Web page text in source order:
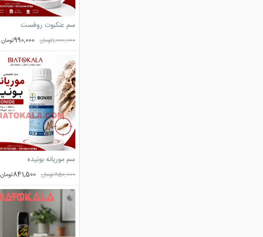
سم عنکبوت روفست
1,000,000تومان 990,000تومان
سم موریانه بونیده
850,000تومان 841,500تومان